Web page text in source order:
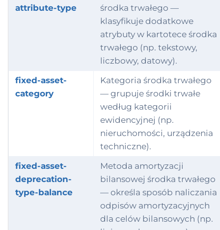
attribute-type
środka trwałego —
klasyfikuje dodatkowe
atrybuty w kartotece środka
trwałego (np. tekstowy,
liczbowy, datowy).
fixed-asset-
category
Kategoria środka trwałego
— grupuje środki trwałe
według kategorii
ewidencyjnej (np.
nieruchomości, urządzenia
techniczne).
fixed-asset-
deprecation-
type-balance
Metoda amortyzacji
bilansowej środka trwałego
— określa sposób naliczania
odpisów amortyzacyjnych
dla celów bilansowych (np.